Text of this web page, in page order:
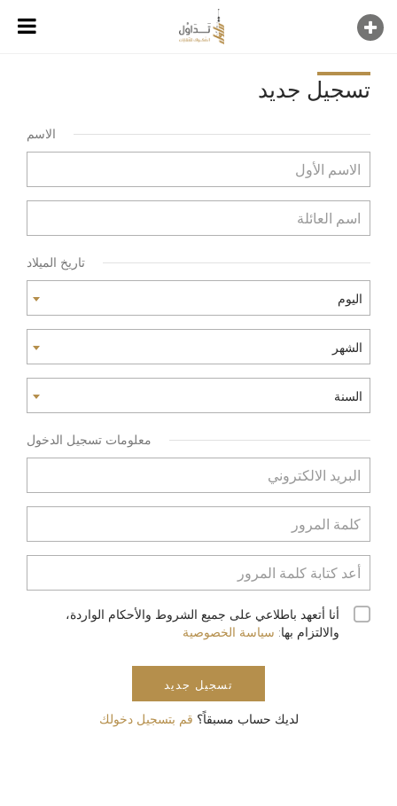
تسجيل جديد
الاسم
تاريخ الميلاد
اليوم
الشهر
السنة
معلومات تسجيل الدخول
أنا أتعهد باطلاعي على جميع الشروط والأحكام الواردة،
والالتزام بها: سياسة الخصوصية
تسجيل جديد
لديك حساب مسبقاً؟ قم بتسجيل دخولك